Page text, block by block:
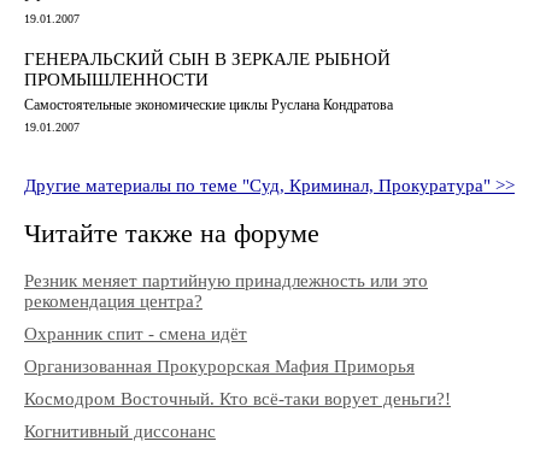
19.01.2007
ГЕНЕРАЛЬСКИЙ СЫН В ЗЕРКАЛЕ РЫБНОЙ
ПРОМЫШЛЕННОСТИ
Самостоятельные экономические циклы Руслана Кондратова
19.01.2007
Другие материалы по теме "Суд, Криминал, Прокуратура" >>
Читайте также на форуме
Резник меняет партийную принадлежность или это
рекомендация центра?
Охранник спит - смена идёт
Организованная Прокурорская Мафия Приморья
Космодром Восточный. Кто всё-таки ворует деньги?!
Когнитивный диссонанс